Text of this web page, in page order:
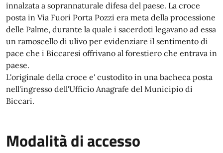
innalzata a soprannaturale difesa del paese. La croce
posta in Via Fuori Porta Pozzi era meta della processione
delle Palme, durante la quale i sacerdoti legavano ad essa
un ramoscello di ulivo per evidenziare il sentimento di
pace che i Biccaresi offrivano al forestiero che entrava in
paese.
L'originale della croce e' custodito in una bacheca posta
nell'ingresso dell'Ufficio Anagrafe del Municipio di
Biccari.
Modalità di accesso